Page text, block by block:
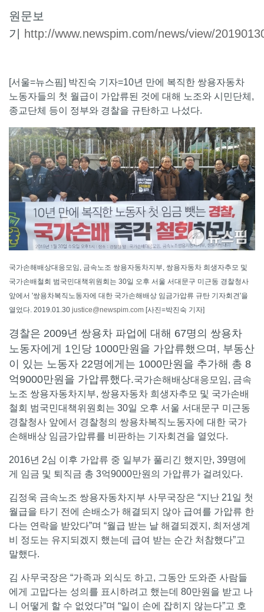
원문보
기
http://www.newspim.com/news/view/
[서울=뉴스핌] 박진숙 기자=10년 만에 복직한 쌍용자동차
노동자들의 첫 월급이 가압류된 것에 대해 노조와 시민단체,
종교단체 등이 정부와 경찰을 규탄하고 나섰다.
국가손해배상대응모임, 금속노조 쌍용자동차지부, 쌍용자동차 희생자추모 및
국가손배철회 범국민대책위원회는 30일 오후 서울 서대문구 미근동 경찰청사
앞에서 '쌍용차복직노동자에 대한 국가손해배상 임금가압류 규탄 기자회견'을
열었다. 2019.01.30 justice@newspim.com [사진=박진숙 기자]
경찰은 2009년 쌍용차 파업에 대해 67명의 쌍용차
노동자에게 1인당 1000만원을 가압류했으며, 부동산
이 있는 노동자 22명에게는 1000만원을 추가해 총 8
억9000만원을 가압류했다.국가손해배상대응모임, 금속
노조 쌍용자동차지부, 쌍용자동차 희생자추모 및 국가손배
철회 범국민대책위원회는 30일 오후 서울 서대문구 미근동
경찰청사 앞에서 경찰청의 쌍용차복직노동자에 대한 국가
손해배상 임금가압류를 비판하는 기자회견을 열었다.
2016년 2심 이후 가압류 중 일부가 풀리긴 했지만, 39명에
게 임금 및 퇴직금 총 3억9000만원의 가압류가 걸려있다.
김정욱 금속노조 쌍용자동차지부 사무국장은 “지난 21일 첫
월급을 타기 전에 손배소가 해결되지 않아 급여를 가압류 한
다는 연락을 받았다”며 “월급 받는 날 해결되겠지, 최저생계
비 정도는 유지되겠지 했는데 급여 받는 순간 처참했다”고
말했다.
김 사무국장은 “가족과 외식도 하고, 그동안 도와준 사람들
에게 고맙다는 성의를 표시하려고 했는데 80만원을 받고 나
니 어떻게 할 수 없었다”며 “일이 손에 잡히지 않는다”고 호